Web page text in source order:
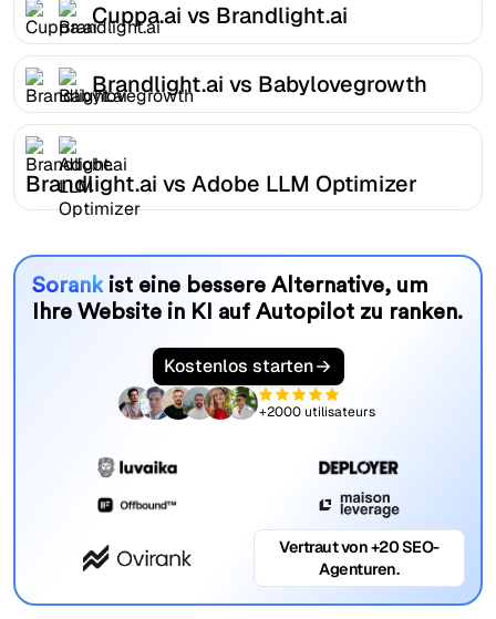
Cuppa.ai vs Brandlight.ai
Brandlight.ai vs Babylovegrowth
Brandlight.ai vs Adobe LLM Optimizer
Sorankist eine bessere Alternative, um
Ihre Website in KI auf Autopilot zu ranken.
Kostenlos starten
+2000 utilisateurs
Vertraut von +20 SEO-
Agenturen.